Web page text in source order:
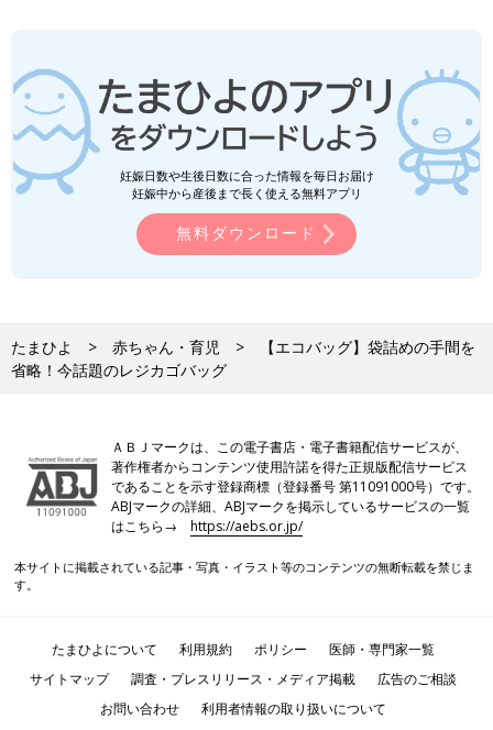
妊娠日数や生後日数に合った情報を毎日お届け
妊娠中から産後まで長く使える無料アプリ
無料ダウンロード
たまひよ 赤ちゃん・育児
【エコバッグ】袋詰めの手間を
省略！今話題のレジカゴバッグ
ＡＢＪマークは、この電子書店・電子書籍配信サービスが、
著作権者からコンテンツ使用許諾を得た正規版配信サービス
であることを示す登録商標（登録番号 第11091000号）です。
ABJマークの詳細、ABJマークを掲示しているサービスの一覧
はこちら→https://aebs.or.jp/
本サイトに掲載されている記事・写真・イラスト等のコンテンツの無断転載を禁じま
す。
たまひよについて 利用規約 ポリシー
医師・専門家一覧
サイトマップ
調査・プレスリリース・メディア掲載
広告のご相談
お問い合わせ
利用者情報の取り扱いについて